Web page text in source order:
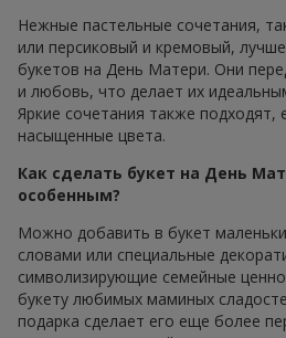
Нежные пастельные сочетания,
или персиковый и кремовый,
букетов на День Матери. Они
и любовь, что делает их
Яркие сочетания также
насыщенные цвета.
Как сделать букет на День
особенным?
Можно добавить в букет
словами или специальные
символизирующие семейные
букету любимых маминых
подарка сделает его еще более